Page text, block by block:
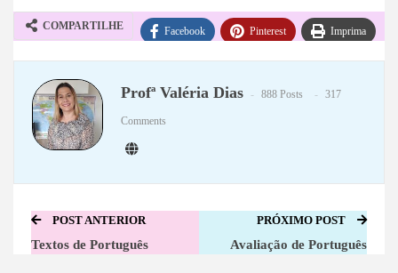
COMPARTILHE Facebook Pinterest Imprima
Profª Valéria Dias 888 Posts 317
Comments
POST ANTERIOR
Textos de Português
PRÓXIMO POST
Avaliação de Português